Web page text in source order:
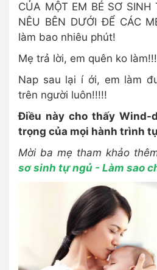
CỦA MỘT EM BÉ SƠ SINH
NÊU BÊN DƯỚI ĐỂ CÁC
làm bao nhiêu phút!
Mẹ trả lời, em quên ko
Nap sau lại í ới, em làm
trên người luôn!!!!!
Điều này cho thấy Wind-
trọng của mọi hành trình
Mời ba mẹ tham khảo
sơ sinh tự ngủ - Làm sao